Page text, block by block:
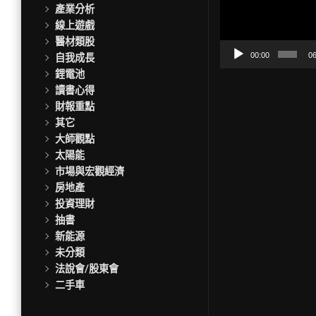
產業分析
線上遊戲
醫材類股
自我成長
鋰電池
讀書心得
財報重點
其它
大師觀點
太陽能
市場與宏觀經濟
房地產
投資理財
抽書
新能源
未分類
法說會/股東會
二手車
放
00:00